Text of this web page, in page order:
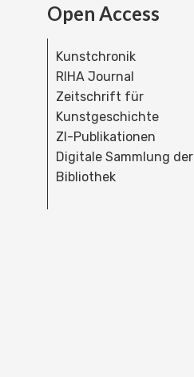
Open Access
Kunstchronik
RIHA Journal
Zeitschrift für
Kunstgeschichte
ZI-Publikationen
Digitale Sammlung der
Bibliothek